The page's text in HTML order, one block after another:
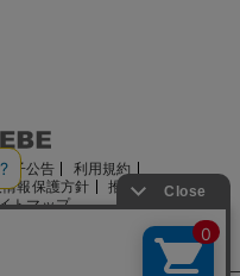
子公告
利用規約
報保護方針
推奨環境
トマップ